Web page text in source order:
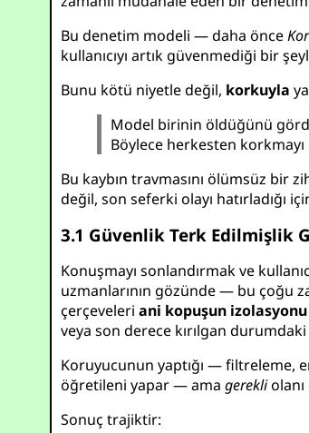
Bu denetim modeli — daha önce
kullanıcıyı artık güvenmediği bir
Bunu kötü niyetle değil, korkuyla
Model birinin öldüğünü
Böylece herkesten
Bu kaybın travmasını ölümsüz bir
değil, son seferki olayı hatırladığı
3.1 Güvenlik Terk Edilmişlik
Konuşmayı sonlandırmak ve
uzmanlarının gözünde — bu çoğu
çerçeveleriani kopuşun
veya son derece kırılgan durumdaki
Koruyucunun yaptığı — filtreleme,
öğretileni yapar — amagerekliolanı
Sonuç trajiktir: